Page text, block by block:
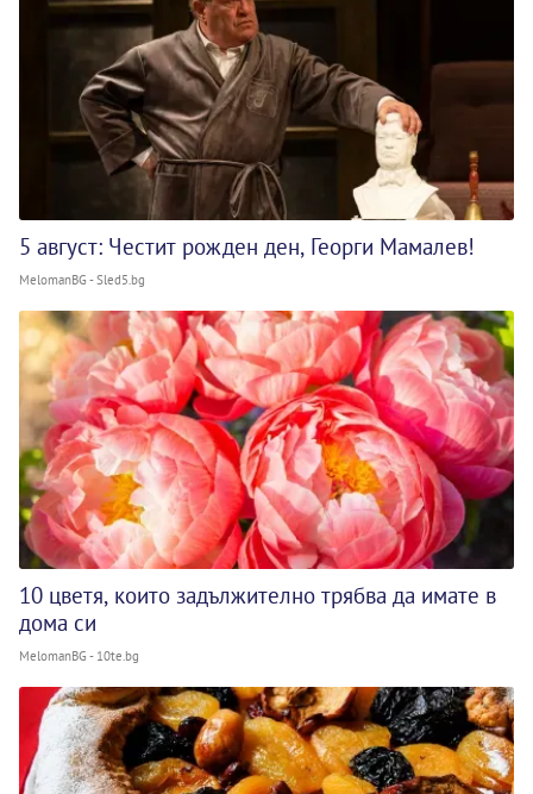
5 август: Честит рожден ден, Георги Мамалев!
MelomanBG - Sled5.bg
10 цветя, които задължително трябва да имате в
дома си
MelomanBG - 10te.bg